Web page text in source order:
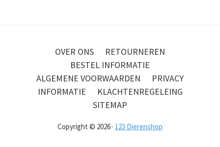
OVER ONS
RETOURNEREN
BESTEL INFORMATIE
ALGEMENE VOORWAARDEN
PRIVACY
INFORMATIE
KLACHTENREGELEING
SITEMAP
Copyright © 2026 · 123 Dierenshop